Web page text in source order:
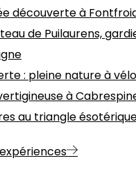
découverte à
de Puilaurens,
: pleine nature à vélo
à
au triangle